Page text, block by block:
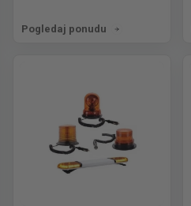
Pogledaj ponudu